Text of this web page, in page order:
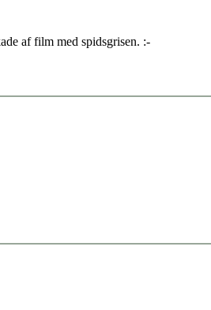
af film med spidsgrisen. :-